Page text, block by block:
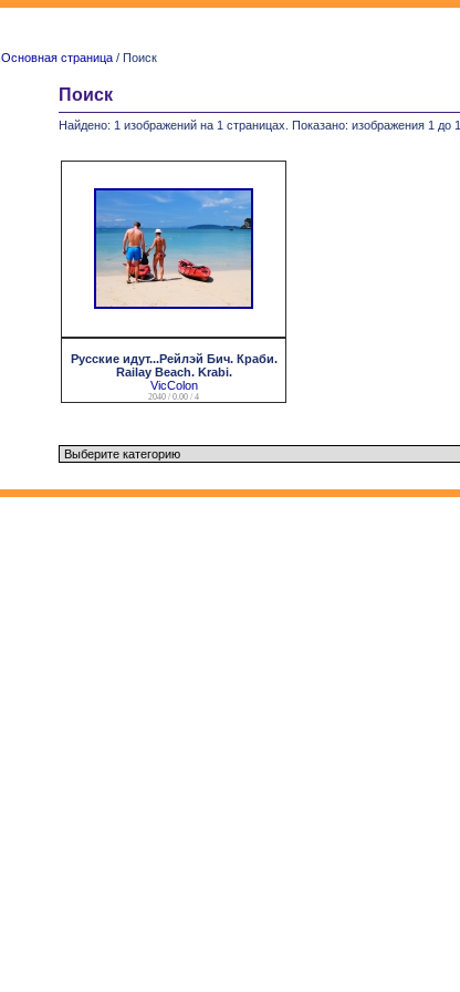
Основная страница / Поиск
Поиск
Найдено: 1 изображений на 1 страницах. Показано: изображения 1 до 1.
Русские идут...Рейлэй Бич. Краби.
Railay Beach. Krabi.
VicColon
2040 / 0.00 / 4